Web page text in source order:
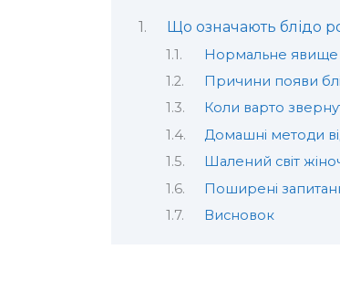
Що означають блідо
Нормальне явище
Причини появи
Коли варто
Домашні методи
Шалений світ
Поширені
Висновок